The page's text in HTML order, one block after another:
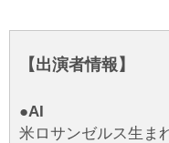
【出演者情報】
●AI
米ロサンゼルス生ま